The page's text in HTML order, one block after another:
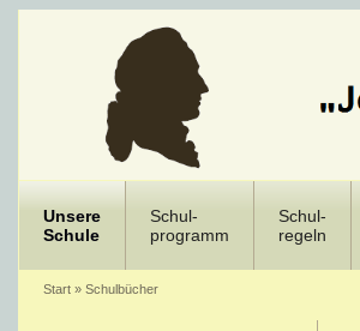
Unsere
Schule
Schul-
programm
Schul-
regeln
Start» Schulbücher